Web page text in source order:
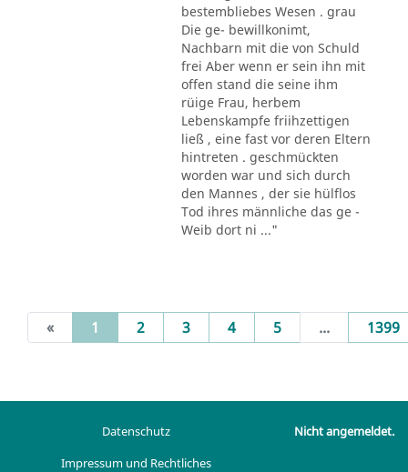
bestembliebes Wesen . grau
Die ge- bewillkonimt,
Nachbarn mit die von Schuld
frei Aber wenn er sein ihn mit
offen stand die seine ihm
rüige Frau, herbem
Lebenskampfe friihzettigen
ließ , eine fast vor deren Eltern
hintreten . geschmückten
worden war und sich durch
den Mannes , der sie hülflos
Tod ihres männliche das ge -
Weib dort ni ..."
« 1 (current)
2 3 4 5 ... 1399
Datenschutz
Impressum und Rechtliches
Nicht angemeldet.